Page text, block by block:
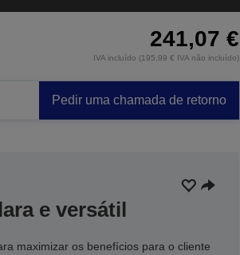
241,07 €
IVA incluído (195,99 € IVA não incluído)
Pedir uma chamada de retorno
e versátil
maximizar os benefícios para o cliente